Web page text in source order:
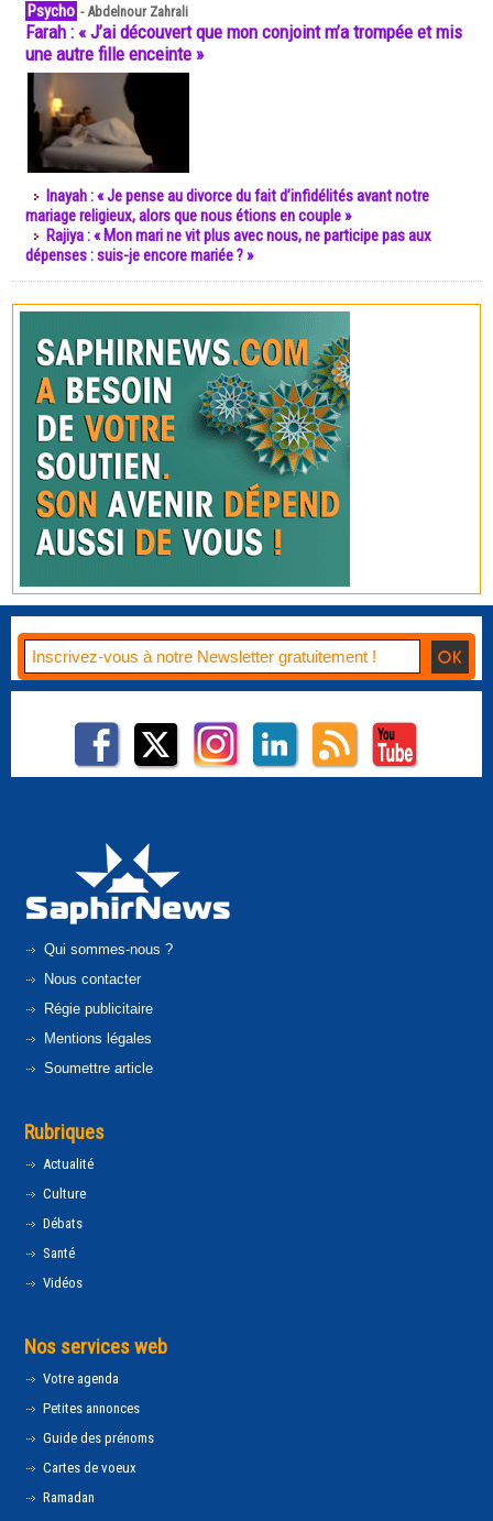
Psycho -Abdelnour Zahrali
Farah : « J’ai découvert que mon conjoint m’a trompée et mis
une autre fille enceinte »
Inayah : « Je pense au divorce du fait d’infidélités avant notre
mariage religieux, alors que nous étions en couple »
Rajiya : « Mon mari ne vit plus avec nous, ne participe pas aux
dépenses : suis-je encore mariée ? »
Qui sommes-nous ?
Nous contacter
Régie publicitaire
Mentions légales
Soumettre article
Rubriques
Actualité
Culture
Débats
Santé
Vidéos
Nos services web
Votre agenda
Petites annonces
Guide des prénoms
Cartes de voeux
Ramadan